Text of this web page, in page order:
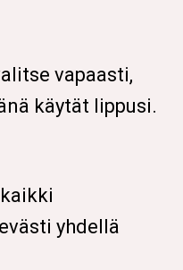
vapaasti,
käytät lippusi.
yhdellä